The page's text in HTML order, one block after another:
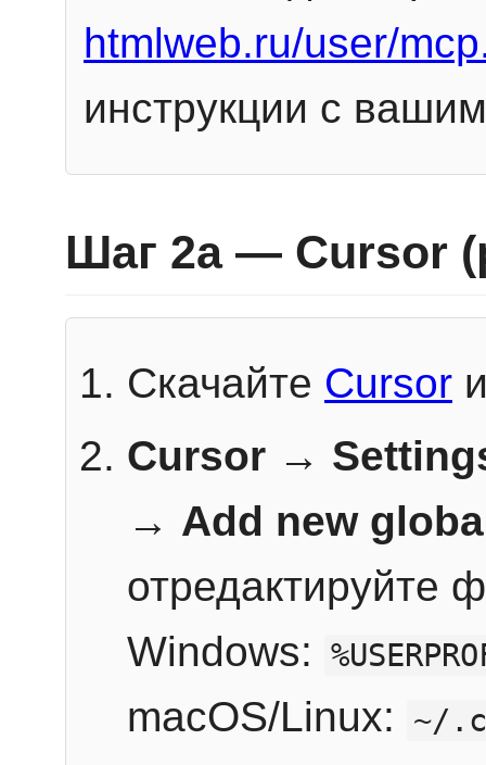
htmlweb.ru/user/
инструкции с
Шаг 2a — Cursor
Скачайте Cursor
Cursor →
→ Add new
отредактируйте
Windows:
macOS/Linux: ~/